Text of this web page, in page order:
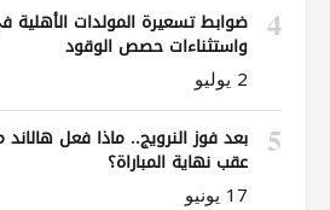
4 ضوابط تسعيرة المولدات
واستثناءات حصص الوقود
2 يوليو
5 بعد فوز النرويج.. ماذا فعل
عقب نهاية المباراة؟
17 يونيو